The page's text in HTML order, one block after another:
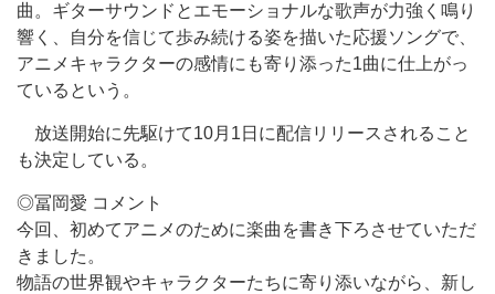
曲。ギターサウンドとエモーショナルな歌声が力強く鳴り
響く、自分を信じて歩み続ける姿を描いた応援ソングで、
アニメキャラクターの感情にも寄り添った1曲に仕上がっ
ているという。
放送開始に先駆けて10月1日に配信リリースされること
も決定している。
◎冨岡愛 コメント
今回、初めてアニメのために楽曲を書き下ろさせていただ
きました。
物語の世界観やキャラクターたちに寄り添いながら、新し